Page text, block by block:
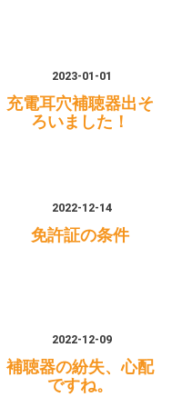
2023-01-01
充電耳穴補聴器出そ
ろいました！
2022-12-14
免許証の条件
2022-12-09
補聴器の紛失、心配
ですね。